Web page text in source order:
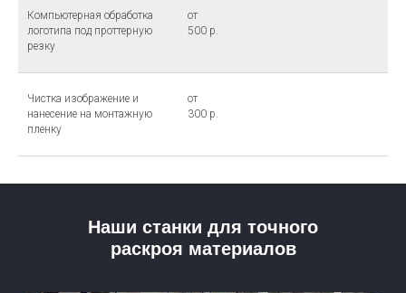
Компьютерная обработка
логотипа под проттерную
резку
от
500 р.
Чистка изображение и
нанесение на монтажную
пленку
от
300 р.
Наши станки для точного
раскроя материалов